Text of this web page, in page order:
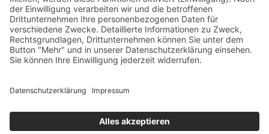
Deutscher Klub für Belgische Schäferhunde e.
V.